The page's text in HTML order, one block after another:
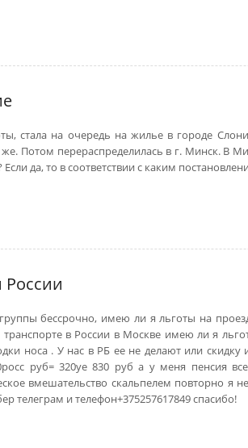
стала на очередь на жилье в городе
Потом перераспределилась в г. Минск. В
да, то в соответствии с каким
России
бессрочно, имею ли я льготы на
в России в Москве имею ли я
носа . У нас в РБ ее не делают или скидку
руб= 320уе 830 руб а у меня пенсия
вмешательство скальпелем повторно я
и телефон+375257617849 спасибо!